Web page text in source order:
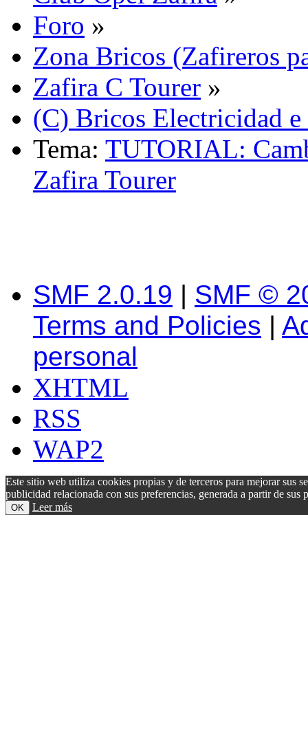
Foro »
Zona Bricos (Zafireros
Zafira C Tourer »
(C) Bricos Electricidad
Tema: TUTORIAL:
Zafira Tourer
SMF 2.0.19 | SMF ©
Terms and Policies |
personal
XHTML
RSS
WAP2
Este sitio web utiliza cookies propias y de terceros para mejorar sus
publicidad relacionada con sus preferencias, generada a partir de
OK Leer más